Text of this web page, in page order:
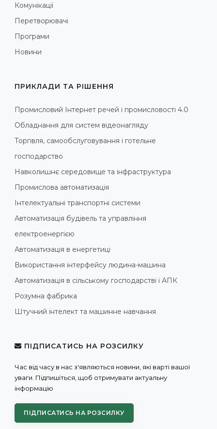
Комунікації
Перетворювачі
Програми
Новини
ПРИКЛАДИ ТА РІШЕННЯ
Промисловий Інтернет речей і промисловості 4.0
Обладнання для систем відеонагляду
Торгівля, самообслуговування і готельне
господарство
Навколишнє середовище та інфраструктура
Промислова автоматизація
Інтелектуальні транспортні системи
Автоматизація будівель та управління
електроенергією
Автоматизація в енергетиці
Використання інтерфейсу людина-машина
Автоматизація в сільському господарстві і АПК
Розумна фабрика
Штучний інтелект та машинне навчання
ПІДПИСАТИСЬ НА РОЗСИЛКУ
Час від часу в нас з'являються новини, які варті вашої
уваги. Підпишіться, щоб отримувати актуальну
інформацію
ПІДПИСАТИСЬ НА РОЗСИЛКУ